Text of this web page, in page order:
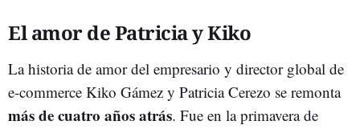
El amor de Patricia y Kiko
La historia de amor del empresario y director global de
e-commerce Kiko Gámez y Patricia Cerezo se remonta
más de cuatro años atrás. Fue en la primavera de